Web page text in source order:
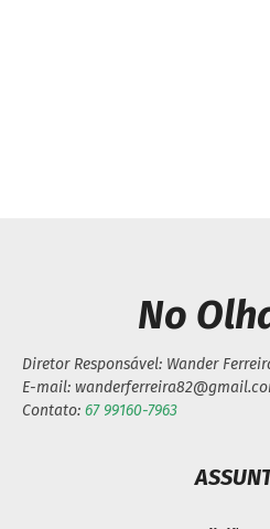
No
Diretor Responsável: Wander
E-mail:
Contato: 67 99160-7963